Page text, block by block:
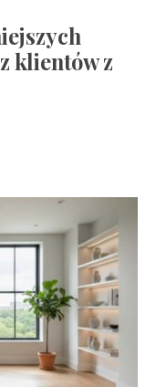
klientów z